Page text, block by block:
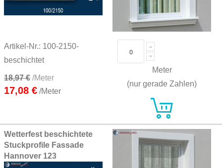
Artikel-Nr.: 100-2150-
beschichtet
18,97 € /Meter
17,08 € /Meter
Meter
(nur gerade Zahlen)
Wetterfest beschichtete
Stuckprofile Fassade
Hannover 123